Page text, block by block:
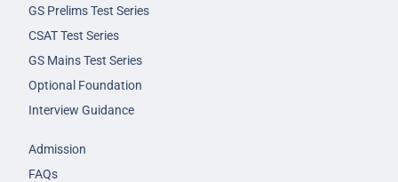
GS Prelims Test Series
CSAT Test Series
GS Mains Test Series
Optional Foundation
Interview Guidance
Admission
FAQs